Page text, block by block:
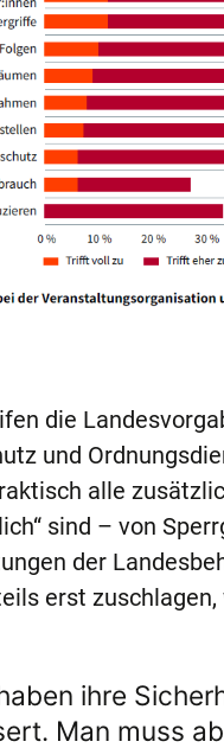
die
und
alle
sind – von
der
erst
ihre
Man muss